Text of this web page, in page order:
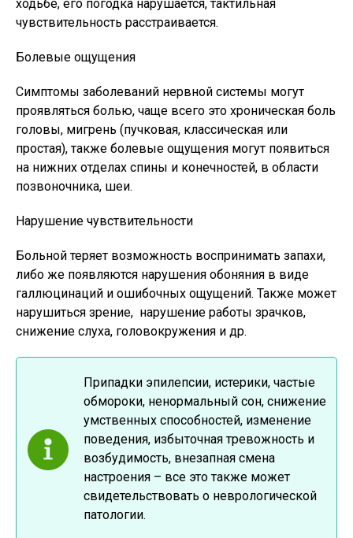
ходьбе, его погодка нарушается, тактильная
чувствительность расстраивается.
Болевые ощущения
Симптомы заболеваний нервной системы могут
проявляться болью, чаще всего это хроническая боль
головы, мигрень (пучковая, классическая или
простая), также болевые ощущения могут появиться
на нижних отделах спины и конечностей, в области
позвоночника, шеи.
Нарушение чувствительности
Больной теряет возможность воспринимать запахи,
либо же появляются нарушения обоняния в виде
галлюцинаций и ошибочных ощущений. Также может
нарушиться зрение, нарушение работы зрачков,
снижение слуха, головокружения и др.
Припадки эпилепсии, истерики, частые
обмороки, ненормальный сон, снижение
умственных способностей, изменение
поведения, избыточная тревожность и
возбудимость, внезапная смена
настроения – все это также может
свидетельствовать о неврологической
патологии.